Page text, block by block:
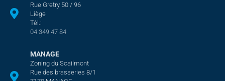
Rue Gretry 50 / 96
Liège
Tél.:
04 349 47 84
MANAGE
Zoning du Scailmont
Rue des brasseries 8/1